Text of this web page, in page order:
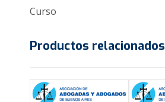
Curso
Productos relacionados